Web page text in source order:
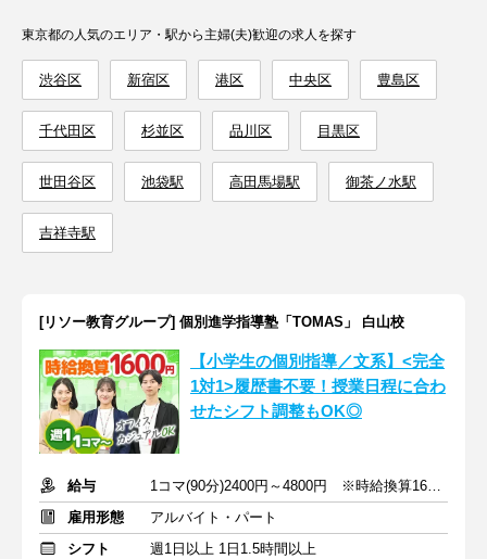
東京都の人気のエリア・駅から主婦(夫)歓迎の求人を探す
渋谷区 新宿区 港区 中央区 豊島区
千代田区 杉並区 品川区 目黒区
世田谷区 池袋駅 高田馬場駅 御茶ノ水駅
吉祥寺駅
[リソー教育グループ] 個別進学指導塾「TOMAS」 白山校
【小学生の個別指導／文系】<完全
1対1>履歴書不要！授業日程に合わ
せたシフト調整もOK◎
給与
1コマ(90分)2400円～4800円 ※時給換算1600円～3200円
雇用形態
アルバイト・パート
シフト
週1日以上 1日1.5時間以上